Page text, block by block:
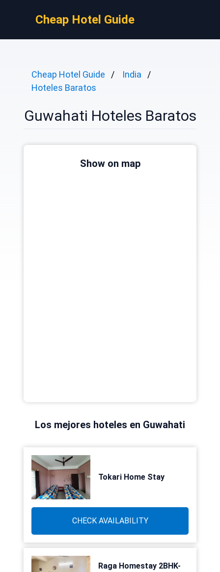
Cheap Hotel Guide
Cheap Hotel Guide
India
Hoteles Baratos
Guwahati Hoteles Baratos
Show on map
Los mejores hoteles en Guwahati
Tokari Home Stay
CHECK AVAILABILITY
Raga Homestay 2BHK-